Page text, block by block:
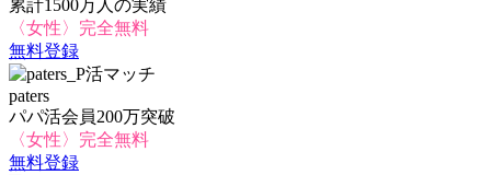
累計1500万人の実績
〈女性〉完全無料
無料登録
paters
パパ活会員200万突破
〈女性〉完全無料
無料登録